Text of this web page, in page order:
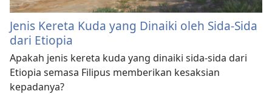
Jenis Kereta Kuda yang Dinaiki oleh Sida-Sida
dari Etiopia
Apakah jenis kereta kuda yang dinaiki sida-sida dari
Etiopia semasa Filipus memberikan kesaksian
kepadanya?